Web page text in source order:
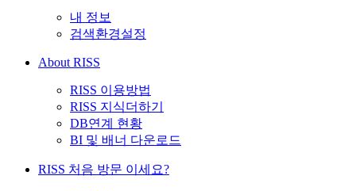
내 정보
검색환경설정
About RISS
RISS 이용방법
RISS 지식더하기
DB연계 현황
BI 및 배너 다운로드
RISS 처음 방문 이세요?